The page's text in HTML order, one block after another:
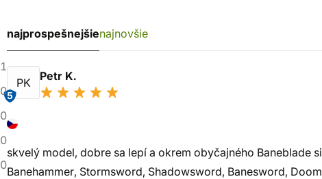
1
0
0
0
0
najprospešnejšienajnovšie
PK
5
Petr K.
skvelý model, dobre sa lepí a okrem obyčajného Baneblade
Banehammer, Stormsword, Shadowsword, Banesword,